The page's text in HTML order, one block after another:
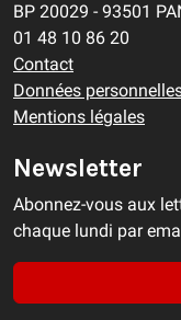
BP 20029 - 93501
01 48 10 86 20
Contact
Données
Mentions légales
Newsletter
Abonnez-vous aux
chaque lundi par